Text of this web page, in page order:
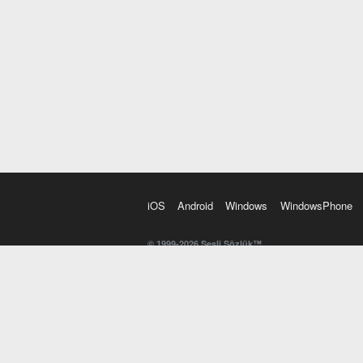
iOS Android Windows WindowsPhone
© 1999-2026 Sesli Sözlük™